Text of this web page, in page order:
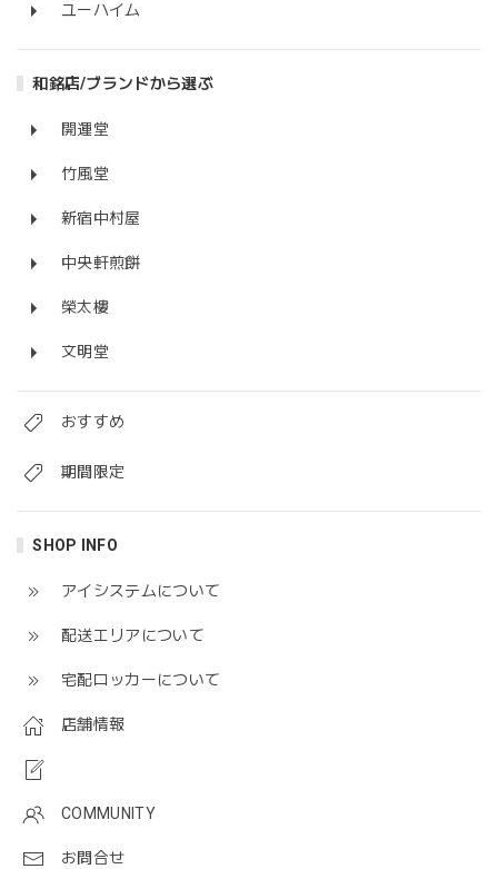
ユーハイム
和銘店/ブランドから選ぶ
開運堂
竹風堂
新宿中村屋
中央軒煎餅
榮太樓
文明堂
おすすめ
期間限定
SHOP INFO
アイシステムについて
配送エリアについて
宅配ロッカーについて
店舗情報
COMMUNITY
お問合せ